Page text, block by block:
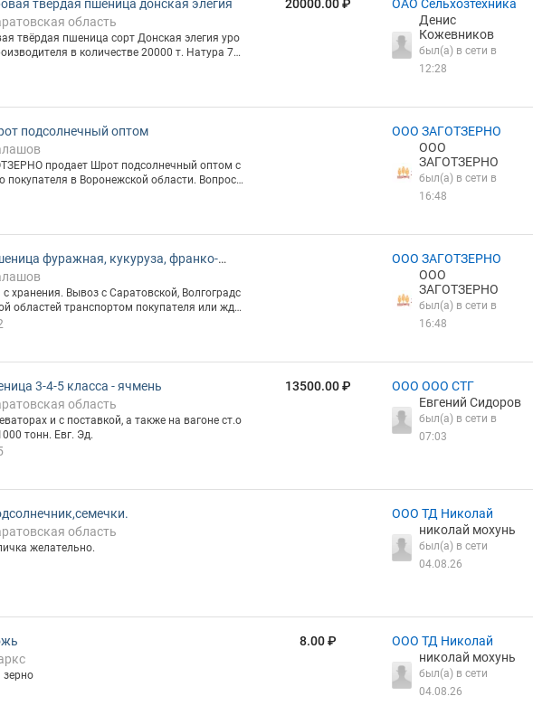
твёрдая пшеница донская элегия
область
твёрдая пшеница сорт Донская элегия уро
в количестве 20000 т. Натура 79
350 с Влажность 12% ИДК 95 Сор 0,6% Зе
Викторов
20000.00 ₽
ОАО Сельхозтехника
Денис
Кожевников
был(а) в сети в
12:28
подсолнечный оптом
продает Шрот подсолнечный оптом с
покупателя в Воронежской области. Вопрос
телефону . Подробнее на сайте
ООО ЗАГОТЗЕРНО
ООО
ЗАГОТЗЕРНО
был(а) в сети в
16:48
фуражная, кукуруза, франко-
хранения. Вывоз с Саратовской, Волгоградс
областей транспортом покупателя или жд н
ООО ЗАГОТЗЕРНО
ООО
ЗАГОТЗЕРНО
был(а) в сети в
16:48
3-4-5 класса - ячмень
область
и с поставкой, а также на вагоне ст.о
тонн. Евг. Эд.
13500.00 ₽
ООО ООО СТГ
Евгений Сидоров
был(а) в сети в
07:03
область
желательно.
ООО ТД Николай
николай мохунь
был(а) в сети
04.08.26
8.00 ₽
ООО ТД Николай
николай мохунь
был(а) в сети
04.08.26